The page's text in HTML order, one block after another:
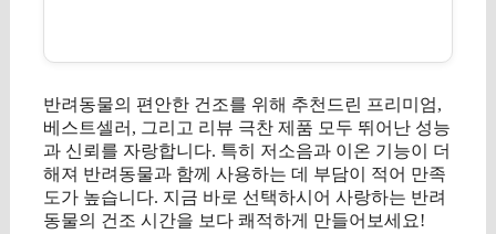
반려동물의 편안한 건조를 위해 추천드린 프리미엄,
베스트셀러, 그리고 리뷰 극찬 제품 모두 뛰어난 성능
과 신뢰를 자랑합니다. 특히 저소음과 이온 기능이 더
해져 반려동물과 함께 사용하는 데 부담이 적어 만족
도가 높습니다. 지금 바로 선택하시어 사랑하는 반려
동물의 건조 시간을 보다 쾌적하게 만들어보세요!